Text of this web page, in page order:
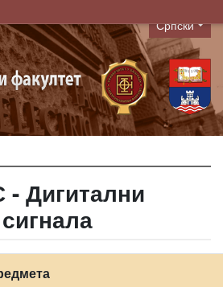
Language
Српски
Дигитални